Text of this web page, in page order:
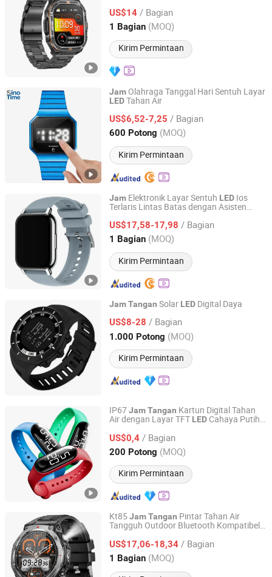
LEDSenter Kompas Digital Monitor Detak
Jantung untuk Pria ST38
US$14 / Bagian
1 Bagian (MOQ)
Kirim Permintaan
Guangdong, China Harga mulai 2017
Jam Olahraga Tanggal Hari Sentuh Layar
LEDTahan Air
US$6,52-7,25 / Bagian
600 Potong (MOQ)
Kirim Permintaan
Shenzhen Sino Time Electronic Co., Limited
Guangdong, China Harga mulai 2019
Jam Elektronik Layar Sentuh LED Ios
Terlaris Lintas Batas dengan Asisten
US$17,58-17,98 / Bagian
1 Bagian (MOQ)
Kirim Permintaan
Dongguan Vionix Smart Tech Co., Ltd
Guangdong, China Harga mulai 2025
JamTangan Solar LED Digital Daya
US$8-28 / Bagian
1.000 Potong (MOQ)
Kirim Permintaan
Jinjiang Jiaxing Supply Management Co., Ltd.
Fujian, China Harga mulai 2019
IP67JamTangan Kartun Digital Tahan
Air dengan Layar TFT LED Cahaya Putih
dengan Layar Sentuh
US$0,4 / Bagian
200 Potong (MOQ)
Kirim Permintaan
GLORIOUS PROMO CO.,LIMITED
Guangdong, China Harga mulai 2019
Kt85JamTangan Pintar Tahan Air
Tangguh Outdoor Bluetooth Kompatibel
Olahraga
US$17,06-18,34 / Bagian
1 Bagian (MOQ)
Colpoint Technology Limited
Guangdong, China Harga mulai 2022